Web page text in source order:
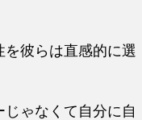
彼らは直感的に選
ゃなくて自分に自